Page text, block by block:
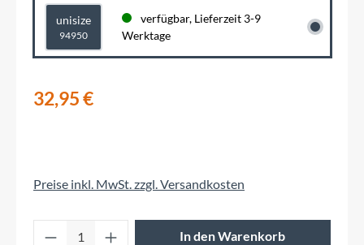
unisize
94950
verfügbar, Lieferzeit 3-9
Werktage
32,95 €
Preise inkl. MwSt. zzgl. Versandkosten
Produkt Anzahl: Gib den gewünschten
In den Warenkorb